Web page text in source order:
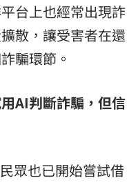
台上也經常出現詐
散，讓受害者在還
騙環節。
AI判斷詐騙，但信
眾也已開始嘗試借